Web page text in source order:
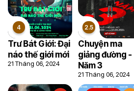
3
Trư Bát Giới: Đại
náo thế giới mới
21 Tháng 06, 2024
Chuyện ma
giảng đường -
Năm 3
21 Tháng 06, 2024